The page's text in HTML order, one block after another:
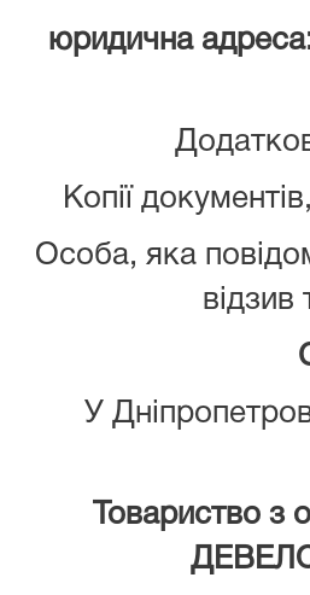
юридична
Копії
Особа, яка
відзив
У
Товариство